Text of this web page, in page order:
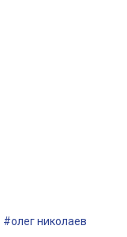
#олег николаев